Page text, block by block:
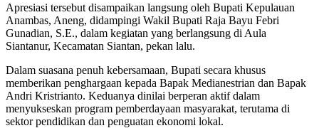
Apresiasi tersebut disampaikan langsung oleh Bupati Kepulauan
Anambas, Aneng, didampingi Wakil Bupati Raja Bayu Febri
Gunadian, S.E., dalam kegiatan yang berlangsung di Aula
Siantanur, Kecamatan Siantan, pekan lalu.
Dalam suasana penuh kebersamaan, Bupati secara khusus
memberikan penghargaan kepada Bapak Medianestrian dan Bapak
Andri Kristrianto. Keduanya dinilai berperan aktif dalam
menyukseskan program pemberdayaan masyarakat, terutama di
sektor pendidikan dan penguatan ekonomi lokal.